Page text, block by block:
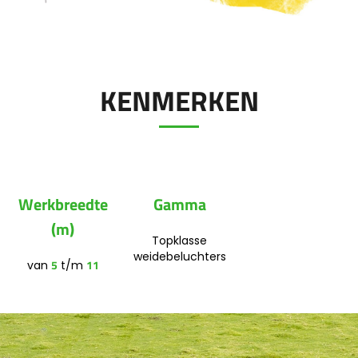
JOBS
CONTACT
Italiano
Română
Magyar
KENMERKEN
Werkbreedte
(m)
van 5 t/m 11
Gamma
Topklasse
weidebeluchters